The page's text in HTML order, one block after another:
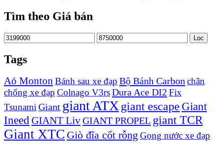
Tìm theo Giá bán
Giá
thấp
nhất
Giá
cao
Lọc
Tags
Aó Monton Bánh sau xe đạp Bộ Bánh Carbonchân
chống xe đạp Colnago V3rsDura Ace DI2 Fix
TsunamiGiant giant ATXgiant escape Giant
IneedGIANT LivGIANT PROPEL giant TCR
Giant XTC Giò đĩa cốt rỗng Gọng nước xe đạp